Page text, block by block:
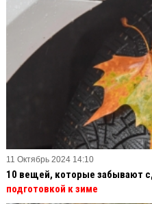
11 Октябрь 2024 14:10
10 вещей, которые забывают
подготовкой к зиме